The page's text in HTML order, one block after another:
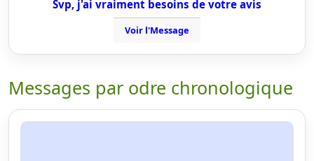
Svp, j'ai vraiment besoins de votre avis
Voir l'Message
Messages par odre chronologique